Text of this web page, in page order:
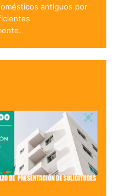
antiguos por